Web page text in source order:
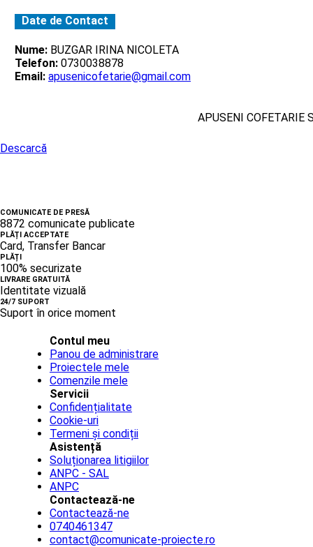
Date de Contact
Nume: BUZGAR IRINA NICOLETA
Telefon: 0730038878
Email: apusenicofetarie@gmail.com
APUSENI COFETARIE
Descarcă
COMUNICATE DE PRESĂ
8872 comunicate publicate
PLĂȚI ACCEPTATE
Card, Transfer Bancar
PLĂȚI
100% securizate
LIVRARE GRATUITĂ
Identitate vizuală
24/7 SUPORT
Suport în orice moment
Contul meu
Panou de administrare
Proiectele mele
Comenzile mele
Servicii
Confidențialitate
Cookie-uri
Termeni și condiții
Asistență
Soluționarea litigiilor
ANPC - SAL
ANPC
Contactează-ne
Contactează-ne
0740461347
contact@comunicate-proiecte.ro